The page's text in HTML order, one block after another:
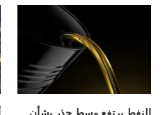
النفط يرتفع وسط حذر بشأن